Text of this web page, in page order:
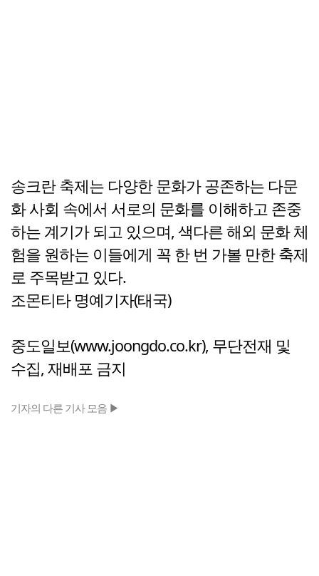
송크란 축제는 다양한 문화가 공존하는 다문
화 사회 속에서 서로의 문화를 이해하고 존중
하는 계기가 되고 있으며, 색다른 해외 문화 체
험을 원하는 이들에게 꼭 한 번 가볼 만한 축제
로 주목받고 있다.
조몬티타 명예기자(태국)
중도일보(www.joongdo.co.kr), 무단전재 및
수집, 재배포 금지
기자의 다른 기사 모음 ▶